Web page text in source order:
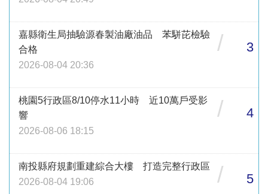
嘉縣衛生局抽驗源春製油廠油品 苯駢芘檢驗
合格
2026-08-04 20:36
/ 3
桃園5行政區8/10停水11小時 近10萬戶受影
響
2026-08-06 18:15
/ 4
南投縣府規劃重建綜合大樓 打造完整行政區
2026-08-04 19:06
/ 5